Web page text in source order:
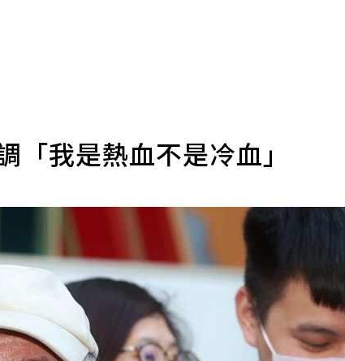
「我是熱血不是冷血」